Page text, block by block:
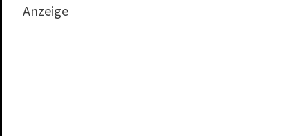
Anzeige